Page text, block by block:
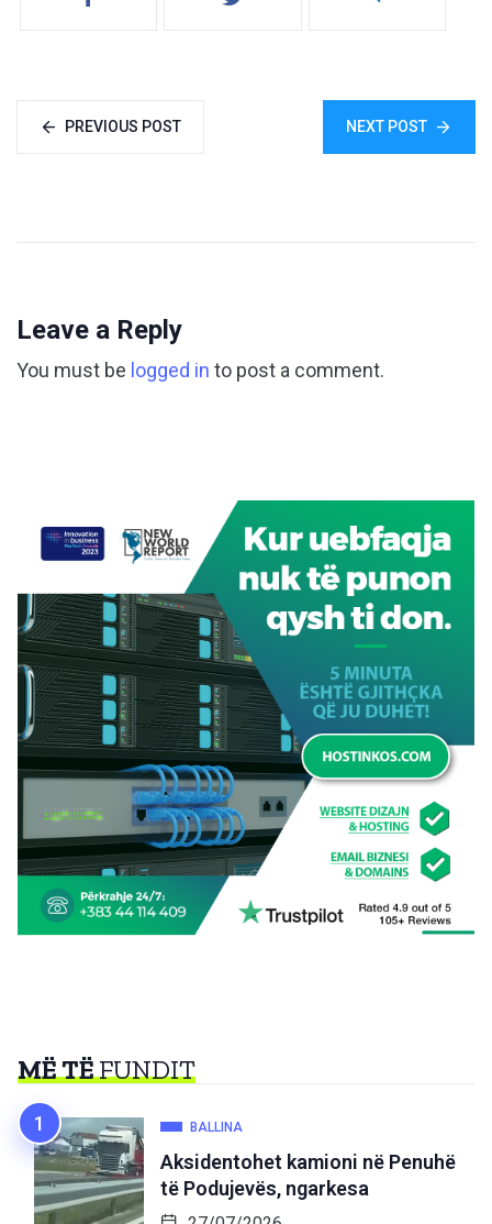
PREVIOUS POST NEXT POST
Leave a Reply
You must be logged in to post a comment.
MË TËFUNDIT
BALLINA
Aksidentohet kamioni në Penuhë
të Podujevës, ngarkesa